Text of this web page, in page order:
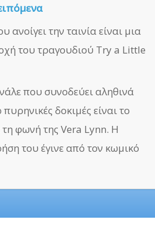
την ταινία είναι μια
του τραγουδιού Try a Little
που συνοδεύει αληθινά
δοκιμές είναι το
φωνή της Vera Lynn. Η
του έγινε από τον κωμικό